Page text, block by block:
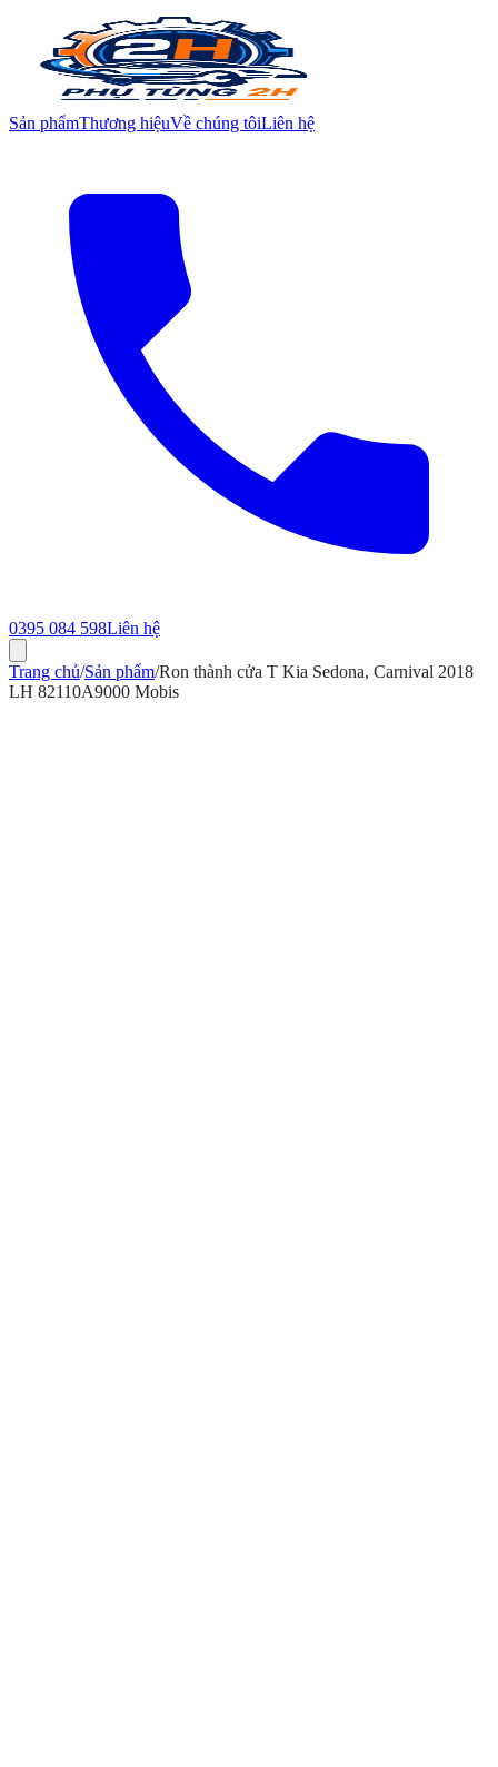
Sản phẩmThương hiệuVề chúng tôiLiên hệ
0395 084 598Liên hệ
Trang chủ/Sản phẩm/Ron thành cửa T Kia Sedona, Carnival 2018
LH 82110A9000 Mobis